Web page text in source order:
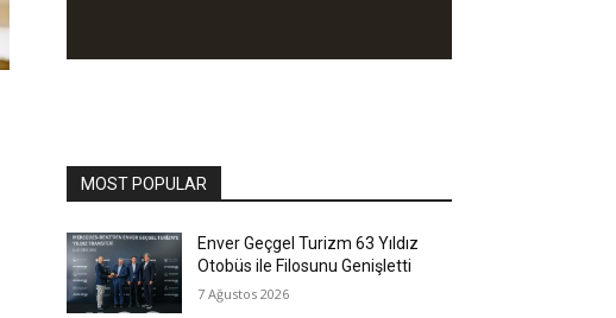
MOST POPULAR
Enver Geçgel Turizm 63 Yıldız
Otobüs ile Filosunu Genişletti
7 Ağustos 2026